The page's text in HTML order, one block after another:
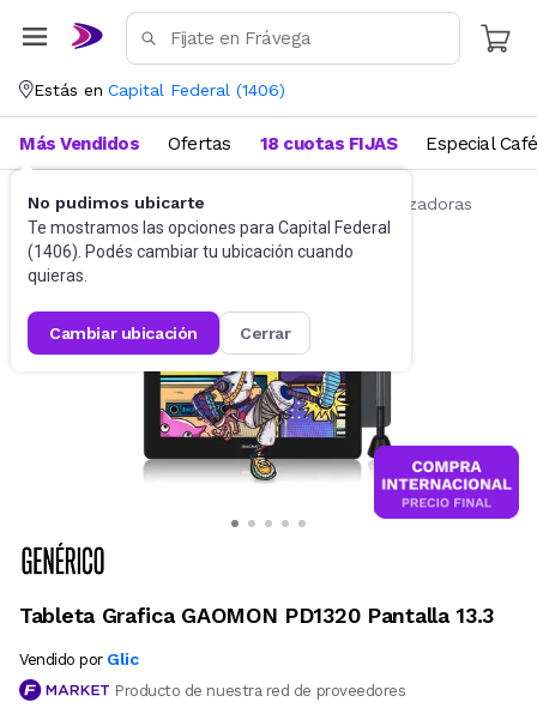
Estás en Capital Federal (1406)
No pudimos ubicarte
Te mostramos las opciones para Capital Federal
(1406). Podés cambiar tu ubicación cuando
quieras.
cambiar ubicación cerrar
Más Vendidos Ofertas 18 cuotas FIJAS Especial Café
Accesorios de Informática Tabletas Digitalizadoras
Tableta Grafica GAOMON PD1320 Pantalla 13.3
Vendido por Glic
Producto de nuestra red de proveedores